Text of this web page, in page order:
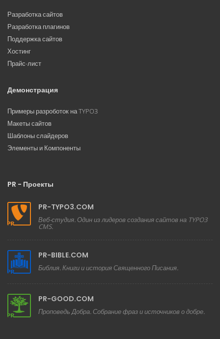
Разработка сайтов
Разработка плагинов
Поддержка сайтов
Хостинг
Прайс-лист
Демонстрация
Примеры разроботок на TYPO3
Макеты сайтов
Шаблоны слайдеров
Элементы и Компоненты
PR - Проекты
PR-TYPO3.COM
Веб-студия. Один из лидеров создания сайтов на TYPO3
CMS.
PR-BIBLE.COM
Библия. Книги и история Священного Писания.
PR-GOOD.COM
Проповедь Добра. Собрание фраз и источников о добре.